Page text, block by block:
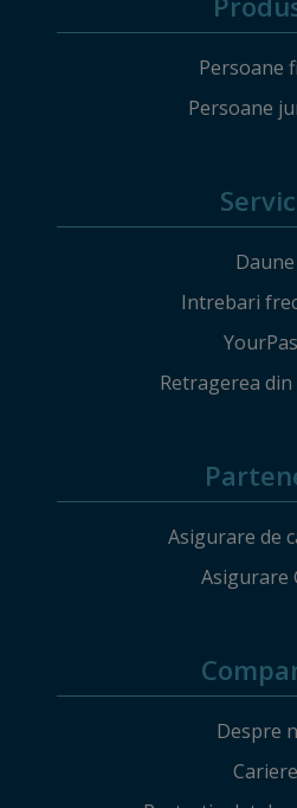
Persoane
Persoane
Daune
Intrebari
Retragerea
Asigurare de
Asigurare
Despre
Cariere